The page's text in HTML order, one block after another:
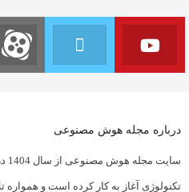
درباره مجله هوش مصنوعی
تکنولوژی آغاز به کار کرده است و همواره